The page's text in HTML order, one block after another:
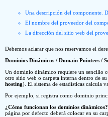
Una descripción del componente.
El nombre del proveedor del
La dirección del sitio web del
Debemos aclarar que nos reservamos el
Dominios Dinámicos / Domain Pointers /
Un dominio dinámico requiere un sencillo
otro sitio web o carpeta interna dentro de
hosting). El sistema de estadísticas calcula
Por ejemplo, si registra como dominio
¿Cómo funcionan los dominios dinámicos?
página por defecto deberá colocar en su